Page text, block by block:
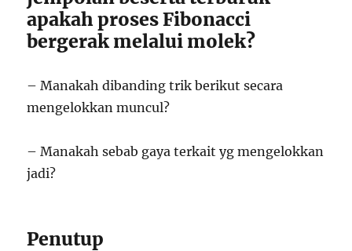
apakah proses Fibonacci
bergerak melalui molek?
– Manakah dibanding trik berikut secara
mengelokkan muncul?
– Manakah sebab gaya terkait yg mengelokkan
jadi?
Penutup